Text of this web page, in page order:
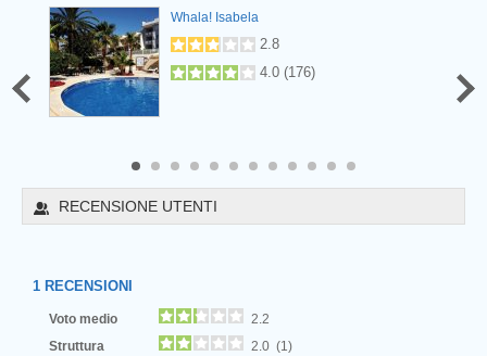
Whala! Isabela
2.8
4.0 (176)
RECENSIONE UTENTI
1 RECENSIONI
Voto medio
2.2
Struttura
2.0 (1)